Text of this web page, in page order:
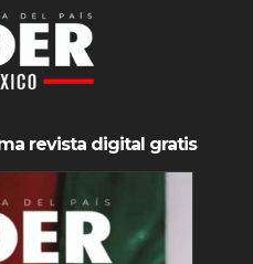
revista digital gratis